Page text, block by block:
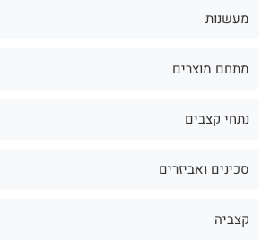
מעשנות
מתחם מוצרים
נתחי קצבים
סכינים ואביזרים
קצביה